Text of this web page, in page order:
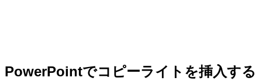
PowerPointでコピーライトを挿入する